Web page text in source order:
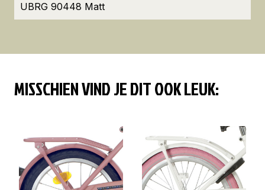
UBRG 90448 Matt
MISSCHIEN VIND JE DIT OOK LEUK: